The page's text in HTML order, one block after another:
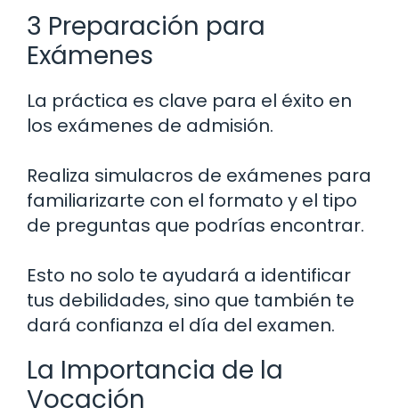
3 Preparación para
Exámenes
La práctica es clave para el éxito en
los exámenes de admisión.
Realiza simulacros de exámenes para
familiarizarte con el formato y el tipo
de preguntas que podrías encontrar.
Esto no solo te ayudará a identificar
tus debilidades, sino que también te
dará confianza el día del examen.
La Importancia de la
Vocación